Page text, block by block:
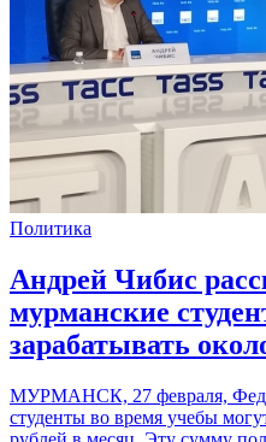
Политика
Андрей Чибис
мурманские
зарабатывать
МУРМАНСК, 27 февраля,
студенты во время учебы